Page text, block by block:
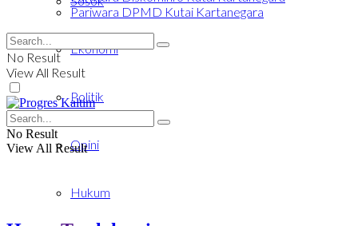
Ekonomi
Politik
Opini
Hukum
Pariwara DPMD Kutai Kartanegara
No Result
View All Result
No Result
View All Result